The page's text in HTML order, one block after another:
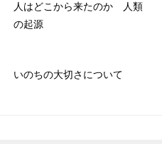
人はどこから来たのか 人類
の起源
いのちの大切さについて